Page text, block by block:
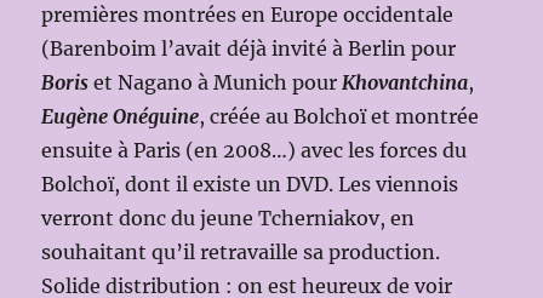
premières montrées en Europe occidentale
(Barenboim l’avait déjà invité à Berlin pour
Boris et Nagano à Munich pourKhovantchina,
Eugène Onéguine, créée au Bolchoï et montrée
ensuite à Paris (en 2008…) avec les forces du
Bolchoï, dont il existe un DVD. Les viennois
verront donc du jeune Tcherniakov, en
souhaitant qu’il retravaille sa production.
Solide distribution : on est heureux de voir